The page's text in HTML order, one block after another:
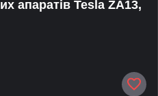
апаратів Tesla ZA13,